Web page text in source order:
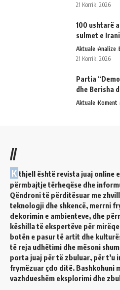
21 Korrik, 2026
100 ushtarë
sulmet e
Aktuale Analize
21 Korrik, 2026
Partia
dhe Berisha
Aktuale Koment
//
K thjell është revista juaj online
përmbajtje tërheqëse dhe
Qëndroni të përditësuar me
teknologji dhe shkencë, merrni
dekorimin e ambienteve, dhe
këshilla të ekspertëve për
botën e pasur të artit dhe
të reja udhëtimi dhe mësoni
porta juaj për të zbuluar, për t’u
frymëzuar çdo ditë. Bashkohuni
vazhdueshëm eksplorimi dhe